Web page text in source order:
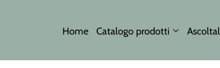
Home Catalogo prodotti